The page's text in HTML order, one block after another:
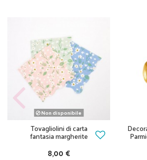
Non disponibile
Tovagliolini di carta
fantasia margherite
8,00 €